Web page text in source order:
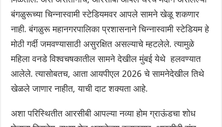
बंगळुरूच्या चिन्नास्वामी स्टेडियमवर आपले सामने खेळू शकणार
नाही. बंगळुरू महानगरपालिका प्रशासनाने चिन्नास्वामी स्टेडियम हे
मोठी गर्दी जमवण्यासाठी असुरक्षित असल्याचे म्हटलेले. त्यामुळे
महिला वनडे विश्वचषकातील सामने देखील मुंबई येथे हलवण्यात
आलेले. त्यासोबतच, आता आयपीएल 2026 चे सामनेदेखील तिथे
खेळले जाणार नाहीत, याची दाट शक्यता आहे.
अशा परिस्थितीत आरसीबी आपल्या नव्या होम ग्राऊंडचा शोध